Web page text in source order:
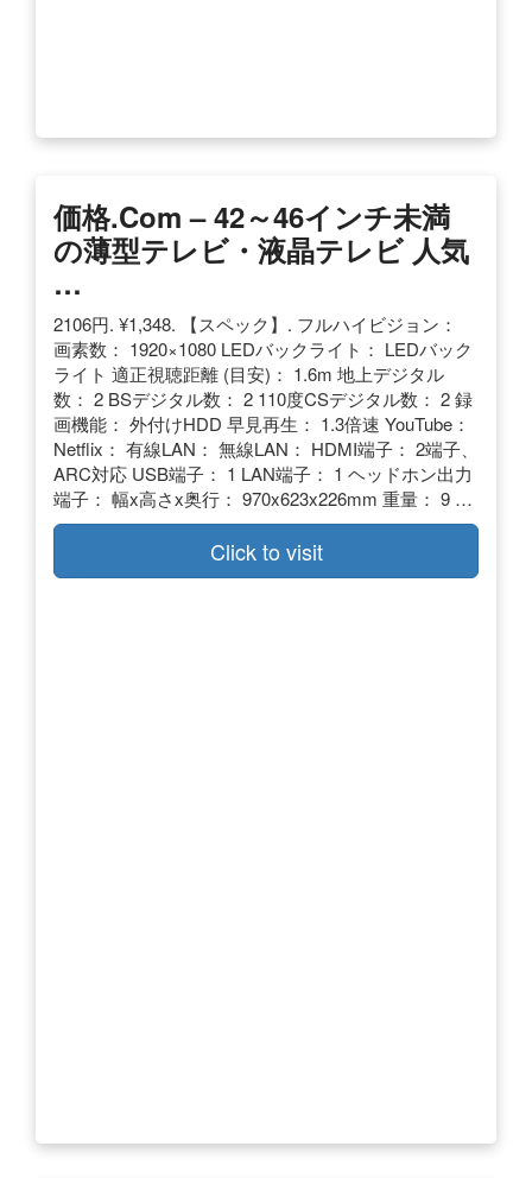
価格.com – 42～46インチ未満
の薄型テレビ・液晶テレビ 人気
…
2106円. ¥1,348. 【スペック】. フルハイビジョン：
画素数： 1920×1080 LEDバックライト： LEDバック
ライト 適正視聴距離 (目安)： 1.6m 地上デジタル
数： 2 BSデジタル数： 2 110度CSデジタル数： 2 録
画機能： 外付けHDD 早見再生： 1.3倍速 YouTube：
Netflix： 有線LAN： 無線LAN： HDMI端子： 2端子、
ARC対応 USB端子： 1 LAN端子： 1 ヘッドホン出力
端子： 幅x高さx奥行： 970x623x226mm 重量： 9 …
Click to visit